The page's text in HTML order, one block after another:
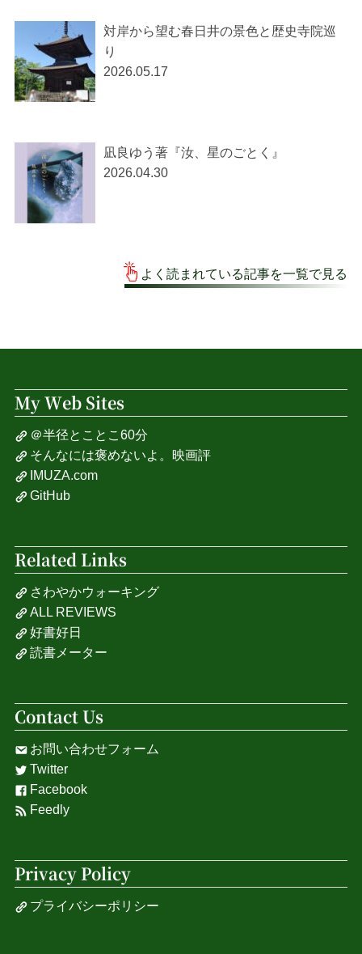
対岸から望む春日井の景色と歴史寺院巡
り
2026.05.17
凪良ゆう著『汝、星のごとく』
2026.04.30
よく読まれている記事を一覧で見る
My Web Sites
＠半径とことこ60分
そんなには褒めないよ。映画評
IMUZA.com
GitHub
Related Links
さわやかウォーキング
ALL REVIEWS
好書好日
読書メーター
Contact Us
お問い合わせフォーム
Twitter
Facebook
Feedly
Privacy Policy
プライバシーポリシー